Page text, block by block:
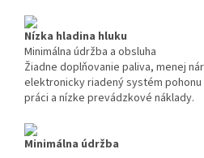
Nízka hladina hluku
Minimálna údržba a obsluha
Žiadne doplňovanie paliva, menej
elektronicky riadený systém
práci a nízke prevádzkové náklady.
Minimálna údržba